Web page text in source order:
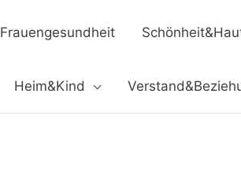
Frauengesundheit
Heim&Kind